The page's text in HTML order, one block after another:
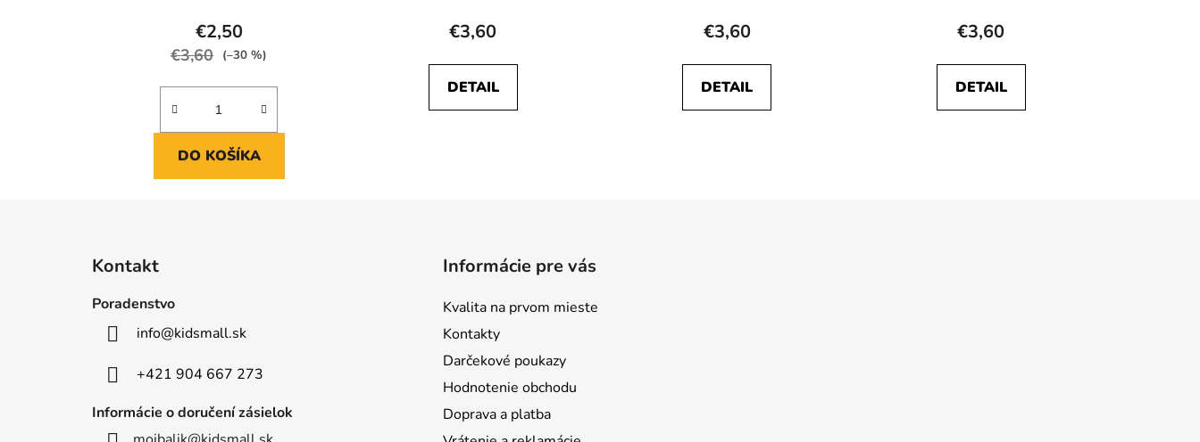
€2,50
€3,60 (–30 %)
DO KOŠÍKA
€3,60
DETAIL
€3,60
DETAIL
€3,60
DETAIL
Kontakt
Poradenstvo
info@kidsmall.sk
+421 904 667 273
Informácie o doručení zásielok
Informácie pre vás
Kvalita na prvom mieste
Kontakty
Darčekové poukazy
Hodnotenie obchodu
Doprava a platba